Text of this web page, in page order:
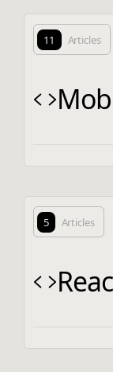
11 Articles
5 Articles